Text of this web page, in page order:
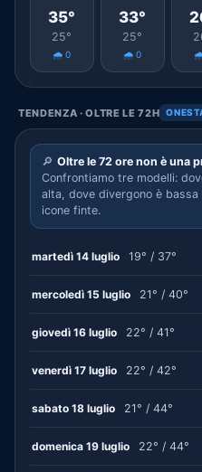
35°
25°
🌧️ 0
33°
25°
🌧️ 0
TENDENZA · OLTRE LE 72H
🔎 Oltre le 72 ore non è una
Confrontiamo tre modelli:
alta, dove divergono è
icone finte.
martedì 14 luglio 19° / 37°
mercoledì 15 luglio 21° / 40°
giovedì 16 luglio 22° / 41°
venerdì 17 luglio 22° / 42°
sabato 18 luglio 21° / 44°
domenica 19 luglio 22° / 44°